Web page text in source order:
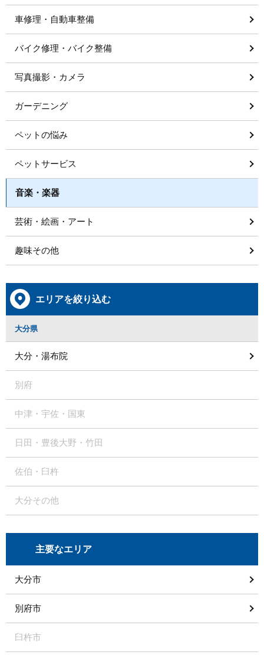
車修理・自動車整備
バイク修理・バイク整備
写真撮影・カメラ
ガーデニング
ペットの悩み
ペットサービス
音楽・楽器
芸術・絵画・アート
趣味その他
エリアを絞り込む
大分県
大分・湯布院
別府
中津・宇佐・国東
日田・豊後大野・竹田
佐伯・臼杵
大分その他
主要なエリア
大分市
別府市
臼杵市